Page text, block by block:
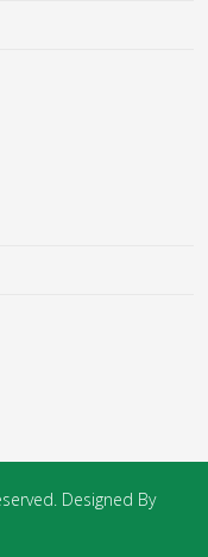
Designed By